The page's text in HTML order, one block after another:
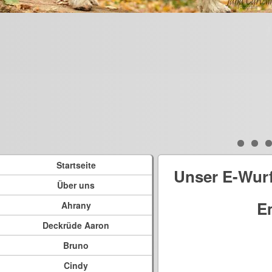
Startseite
Über uns
Ahrany
Deckrüde Aaron
Bruno
Cindy
Unser E-